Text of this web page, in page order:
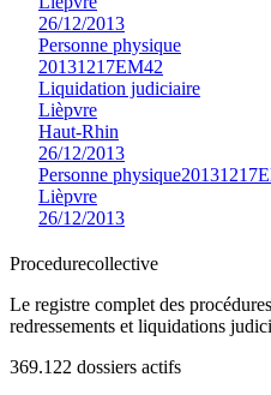
26/12/2013
Personne physique
20131217EM42
Liquidation judiciaire
Lièpvre
Haut-Rhin
26/12/2013
Personne physique
Lièpvre
26/12/2013
Procedurecollective
Le registre complet des
redressements et liquidations
369.122 dossiers actifs